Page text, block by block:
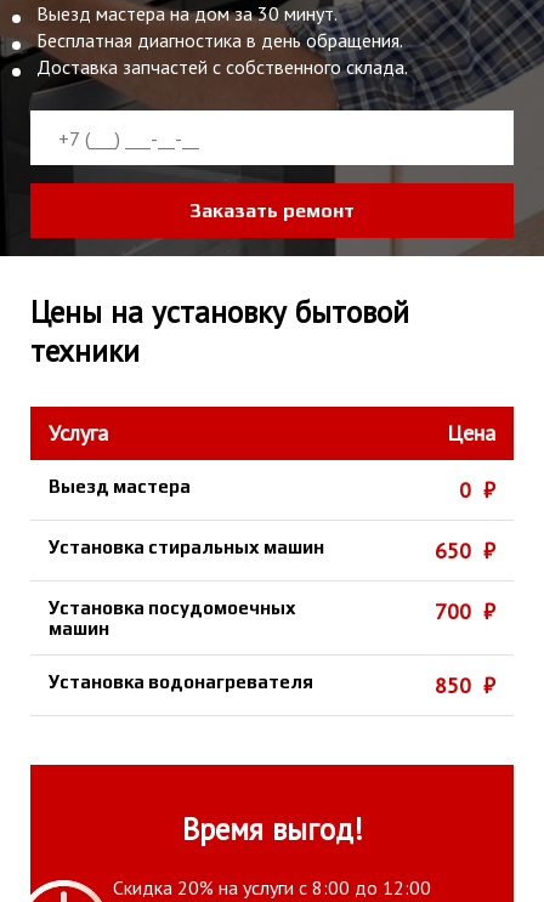
Выезд мастера на дом за 30 минут.
Бесплатная диагностика в день обращения.
Доставка запчастей с собственного склада.
Заказать ремонт
Цены на установку бытовой
техники
Услуга Цена
Выезд мастера 0 ₽
Установка стиральных машин 650 ₽
Установка посудомоечных
машин
700 ₽
Установка водонагревателя 850 ₽
Время выгод!
Скидка 20% на услуги с 8:00 до 12:00